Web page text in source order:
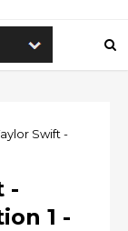
Swift -
-
1 -